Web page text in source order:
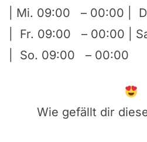
| Mi. 09:00 – 00:00 |
| Fr. 09:00 – 00:00 |
| So. 09:00 – 00:00
Wie gefällt dir